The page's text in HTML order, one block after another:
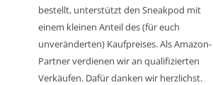
bestellt, unterstützt den Sneakpod mit
einem kleinen Anteil des (für euch
unveränderten) Kaufpreises. Als Amazon-
Partner verdienen wir an qualifizierten
Verkäufen. Dafür danken wir herzlichst.